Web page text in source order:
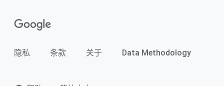
隐私 条款 关于 Data Methodology